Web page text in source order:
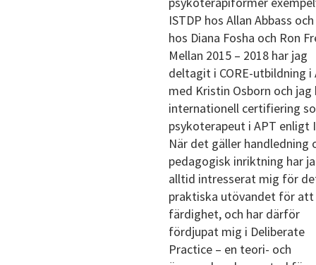
ISTDP hos Allan Abbass
hos Diana Fosha och Ron
Mellan 2015 – 2018 har jag
deltagit i CORE-utbildning i
med Kristin Osborn och jag
internationell certifiering
psykoterapeut i APT enligt
När det gäller handledning
pedagogisk inriktning har
alltid intresserat mig för
praktiska utövandet för att
färdighet, och har därför
fördjupat mig i Deliberate
Practice – en teori- och